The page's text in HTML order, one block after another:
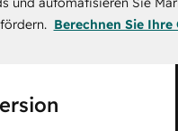
Berechnen Sie Ihre